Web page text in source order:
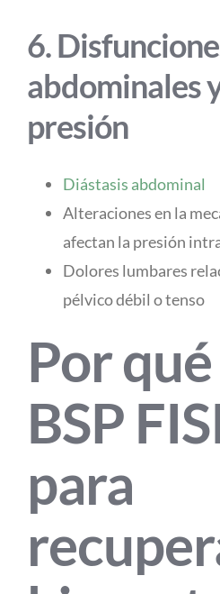
6.
abdominales
presión
Diástasis abdominal
Alteraciones en la
afectan la presión
Dolores lumbares
pélvico débil o tenso
Por
BSP
para